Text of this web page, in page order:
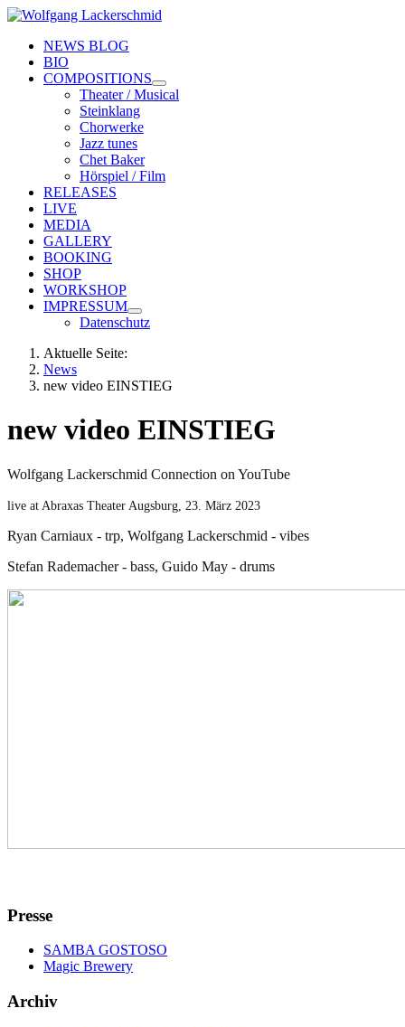
NEWS BLOG
BIO
COMPOSITIONS
Theater / Musical
Steinklang
Chorwerke
Jazz tunes
Chet Baker
Hörspiel / Film
RELEASES
LIVE
MEDIA
GALLERY
BOOKING
SHOP
WORKSHOP
IMPRESSUM
Datenschutz
Aktuelle Seite:
News
new video EINSTIEG
new video EINSTIEG
Wolfgang Lackerschmid Connection on YouTube
live at Abraxas Theater Augsburg, 23. März 2023
Ryan Carniaux - trp, Wolfgang Lackerschmid - vibes
Stefan Rademacher - bass, Guido May - drums
Presse
SAMBA GOSTOSO
Magic Brewery
Archiv